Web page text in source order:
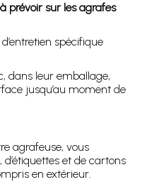
prévoir sur les agrafes
spécifique
dans leur emballage,
jusqu’au moment de
agrafeuse, vous
et de cartons
en extérieur.